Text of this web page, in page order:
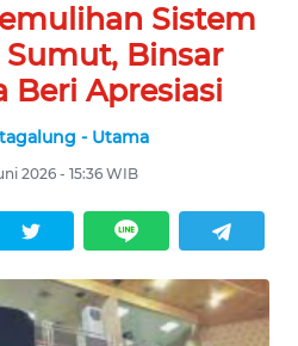
Sistem
Binsar
Beri Apresiasi
- Utama
2026 - 15:36 WIB